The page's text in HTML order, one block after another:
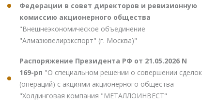
Федерации в совет директоров и ревизионную
комиссию акционерного общества
"Внешнеэкономическое объединение
"Алмазювелирэкспорт" (г. Москва)"
Распоряжение Президента РФ от 21.05.2026 N
169-рп "О специальном решении о совершении сделок
(операций) с акциями акционерного общества
"Холдинговая компания "МЕТАЛЛОИНВЕСТ"